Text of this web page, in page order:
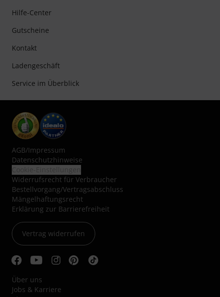
Hilfe-Center
Gutscheine
Kontakt
Ladengeschäft
Service im Überblick
AGB/Impressum
Datenschutzhinweise
Widerrufsrecht für Verbraucher
Bestellvorgang/Vertragsabschluss
Mängelhaftungsrecht
Erklärung zur Barrierefreiheit
Vertrag widerrufen
Über uns
Jobs & Karriere